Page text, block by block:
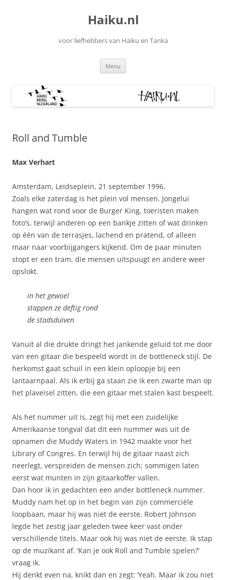
Haiku.nl
voor liefhebbers van Haiku en Tanka
Menu
Roll and Tumble
Max Verhart
Amsterdam, Leidseplein, 21 september 1996.
Zoals elke zaterdag is het plein vol mensen. Jongelui
hangen wat rond voor de Burger King, toeristen maken
foto’s, terwijl anderen op een bankje zitten of wat drinken
op één van de terrasjes, lachend en pratend, of alleen
maar naar voorbijgangers kijkend. Om de paar minuten
stopt er een tram, die mensen uitspuugt en andere weer
opslokt.
in het gewoel
stappen ze deftig rond
de stadsduiven
Vanuit al die drukte dringt het jankende geluid tot me door
van een gitaar die bespeeld wordt in de bottleneck stijl. De
herkomst gaat schuil in een klein oploopje bij een
lantaarnpaal. Als ik erbij ga staan zie ik een zwarte man op
het plaveisel zitten, die een gitaar met stalen kast bespeelt.
Als het nummer uit is, zegt hij met een zuidelijke
Amerikaanse tongval dat dit een nummer was uit de
opnamen die Muddy Waters in 1942 maakte voor het
Library of Congres. En terwijl hij de gitaar naast zich
neerlegt, verspreiden de mensen zich; sommigen laten
eerst wat munten in zijn gitaarkoffer vallen.
Dan hoor ik in gedachten een ander bottleneck nummer.
Muddy nam het op in het begin van zijn commerciële
loopbaan, maar hij was niet de eerste. Robert Johnson
legde het zestig jaar geleden twee keer vast onder
verschillende titels. Maar ook hij was niet de eerste. Ik stap
op de muzikant af. ‘Kan je ook Roll and Tumble spelen?’
vraag ik.
Hij denkt even na, knikt dan en zegt: ‘Yeah. Maar ik zou niet